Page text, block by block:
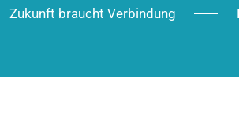
Zukunft braucht Verbindung